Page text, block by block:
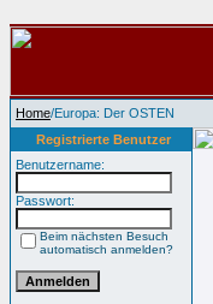
Home/Europa: Der OSTEN
Registrierte Benutzer
Benutzername:
Passwort:
Beim nächsten Besuch
automatisch anmelden?